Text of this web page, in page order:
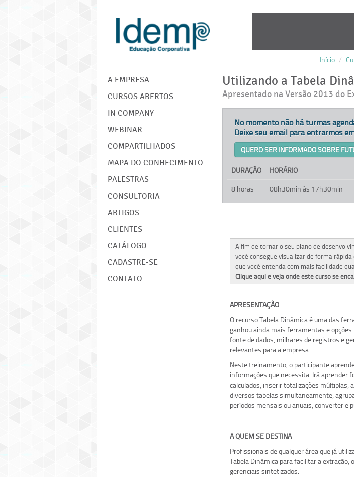
IDEMP
Início /
A EMPRESA
CURSOS ABERTOS
IN COMPANY
WEBINAR
COMPARTILHADOS
MAPA DO CONHECIMENTO
PALESTRAS
CONSULTORIA
ARTIGOS
CLIENTES
CATÁLOGO
CADASTRE-SE
CONTATO
Utilizando a Tabela
Apresentado na Versão 2013 do
No momento não há turmas
Deixe seu email para entrarmos
QUERO SER INFORMADO SOBRE
DURAÇÃO HORÁRIO
8 horas
08h30min às 17h30min
A fim de tornar o seu plano de
você consegue visualizar de forma
que você entenda com mais facilidade
Clique aqui e veja onde este curso se
APRESENTAÇÃO
O recurso Tabela Dinâmica é uma das
ganhou ainda mais ferramentas e
fonte de dados, milhares de registros e
relevantes para a empresa.
Neste treinamento, o participante
informações que necessita. Irá aprender
calculados; inserir totalizações múltiplas;
diversos tabelas simultaneamente;
períodos mensais ou anuais; converter e
A QUEM SE DESTINA
Profissionais de qualquer área que já
Tabela Dinâmica para facilitar a
gerenciais sintetizados.